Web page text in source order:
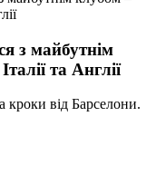
з майбутнім
та Англії
кроки від Барселони.